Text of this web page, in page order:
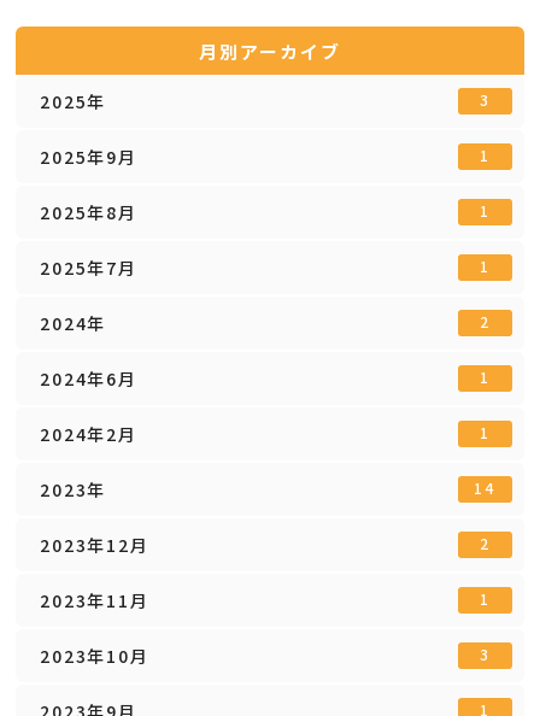
月別アーカイブ
2025年 3
2025年9月 1
2025年8月 1
2025年7月 1
2024年 2
2024年6月 1
2024年2月 1
2023年 14
2023年12月 2
2023年11月 1
2023年10月 3
1